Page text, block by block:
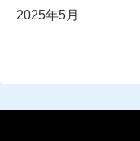
2025年5月